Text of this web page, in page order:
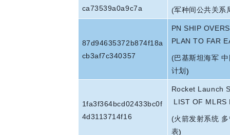
ca73539a0a9c7a
(军种间公共关系
87d94635372b874f18a
cb3af7c340357
PN SHIP
PLAN TO FAR
(巴基斯坦海军
计划 )
1fa3f364bcd02433bc0f
4d3113714f16
Rocket Launch
LIST OF MLRS
(火箭发射系统
表)